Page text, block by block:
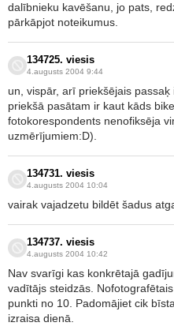
dalībnieku kavēšanu, jo pats,
pārkāpjot noteikumus.
134725. viesis
4.augusts 2004 9:44
un, vispār, arī priekšējais
priekšā pasātam ir kaut kāds
fotokorespondents nenofiksēja
uzmērījumiem:D).
134731. viesis
4.augusts 2004 10:04
vairak vajadzetu bildēt šadus
134737. viesis
4.augusts 2004 10:42
Nav svarīgi kas konkrētajā
vadītājs steidzās.
punkti no 10. Padomājiet cik bīstamu situāciju šāds mačo vidēji
izraisa dienā.